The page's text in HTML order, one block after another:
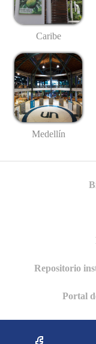
Caribe
Medellín
Repositorio
Portal